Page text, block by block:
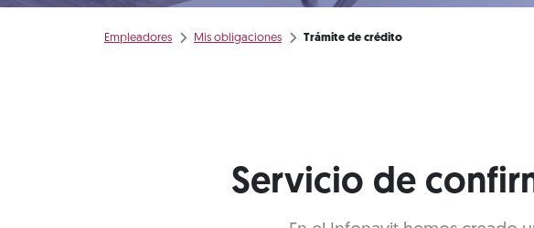
Empleadores Mis obligaciones Trámite de crédito
Servicio de